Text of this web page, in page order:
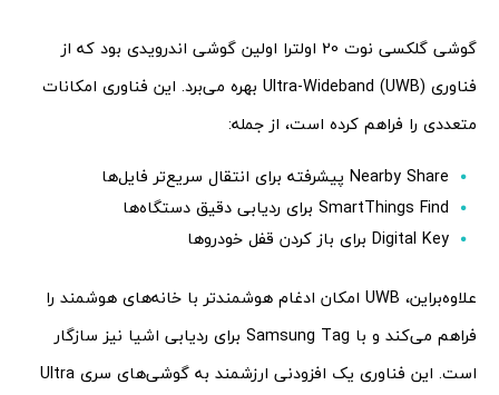
گوشی گلکسی نوت 20 اولترا اولین گوشی اندرویدی بود که از
فناوری Ultra-Wideband (UWB) بهره می‌برد. این فناوری امکانات
متعددی را فراهم کرده است، از جمله:
Nearby Share پیشرفته برای انتقال سریع‌تر فایل‌ها
SmartThings Find برای ردیابی دقیق دستگاه‌ها
Digital Key برای باز کردن قفل خودروها
علاوه‌براین، UWB امکان ادغام هوشمندتر با خانه‌های هوشمند را
فراهم می‌کند و با Samsung Tag برای ردیابی اشیا نیز سازگار
است. این فناوری یک افزودنی ارزشمند به گوشی‌های سری Ultra